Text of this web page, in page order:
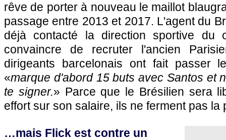
rêve de porter à nouveau le maillot
passage entre 2013 et 2017. L'agent du
déjà contacté la direction sportive du
convaincre de recruter l'ancien
dirigeants barcelonais ont fait passer
«marque d'abord 15 buts avec Santos et
te signer.» Parce que le Brésilien sera
effort sur son salaire, ils ne ferment pas la
…mais Flick est contre un